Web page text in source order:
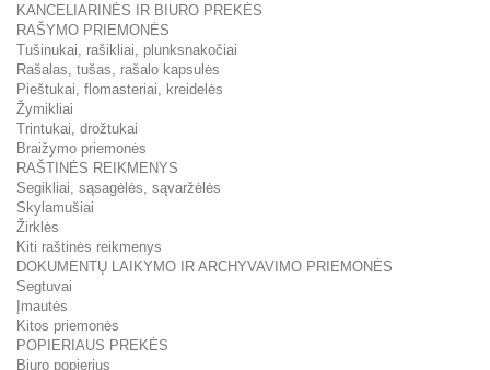
KANCELIARINĖS IR BIURO PREKĖS
RAŠYMO PRIEMONĖS
Tušinukai, rašikliai, plunksnakočiai
Rašalas, tušas, rašalo kapsulės
Pieštukai, flomasteriai, kreidelės
Žymikliai
Trintukai, drožtukai
Braižymo priemonės
RAŠTINĖS REIKMENYS
Segikliai, sąsagėlės, sąvaržėlės
Skylamušiai
Žirklės
Kiti raštinės reikmenys
DOKUMENTŲ LAIKYMO IR ARCHYVAVIMO PRIEMONĖS
Segtuvai
Įmautės
Kitos priemonės
POPIERIAUS PREKĖS
Biuro popierius